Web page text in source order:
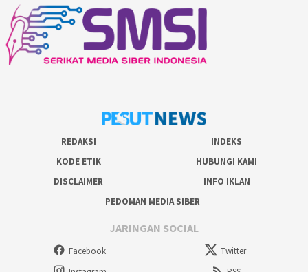
REDAKSI
INDEKS
KODE ETIK
HUBUNGI KAMI
DISCLAIMER
INFO IKLAN
PEDOMAN MEDIA SIBER
JARINGAN SOCIAL
Facebook
Twitter